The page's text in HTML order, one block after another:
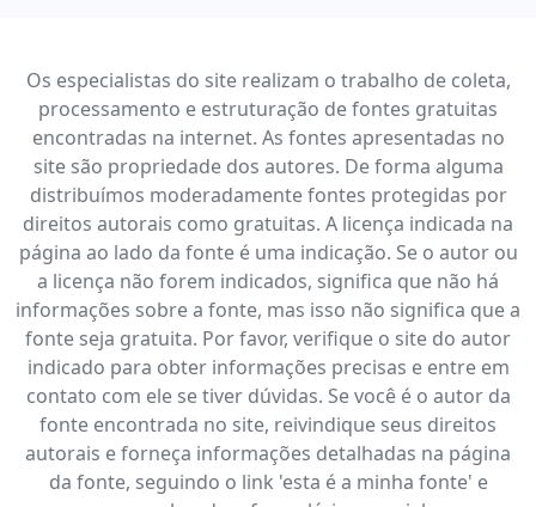
Os especialistas do site realizam o trabalho de coleta,
processamento e estruturação de fontes gratuitas
encontradas na internet. As fontes apresentadas no
site são propriedade dos autores. De forma alguma
distribuímos moderadamente fontes protegidas por
direitos autorais como gratuitas. A licença indicada na
página ao lado da fonte é uma indicação. Se o autor ou
a licença não forem indicados, significa que não há
informações sobre a fonte, mas isso não significa que a
fonte seja gratuita. Por favor, verifique o site do autor
indicado para obter informações precisas e entre em
contato com ele se tiver dúvidas. Se você é o autor da
fonte encontrada no site, reivindique seus direitos
autorais e forneça informações detalhadas na página
da fonte, seguindo o link 'esta é a minha fonte' e